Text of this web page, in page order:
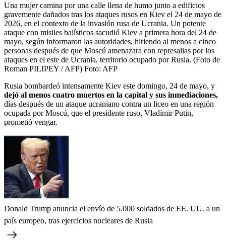
Una mujer camina por una calle llena de humo junto a edificios
gravemente dañados tras los ataques rusos en Kiev el 24 de mayo de
2026, en el contexto de la invasión rusa de Ucrania. Un potente
ataque con misiles balísticos sacudió Kiev a primera hora del 24 de
mayo, según informaron las autoridades, hiriendo al menos a cinco
personas después de que Moscú amenazara con represalias por los
ataques en el este de Ucrania, territorio ocupado por Rusia. (Foto de
Roman PILIPEY / AFP) Foto: AFP
Rusia bombardeó intensamente Kiev este domingo, 24 de mayo, y
dejó al menos cuatro muertos en la capital y sus inmediaciones,
días después de un ataque ucraniano contra un liceo en una región
ocupada por Moscú, que el presidente ruso, Vladímir Putin,
prometió vengar.
Donald Trump anuncia el envío de 5.000 soldados de EE. UU. a un
país europeo, tras ejercicios nucleares de Rusia